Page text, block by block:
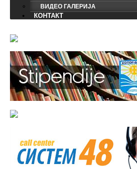
ВИДЕО ГАЛЕРИЈА
КОНТАКТ